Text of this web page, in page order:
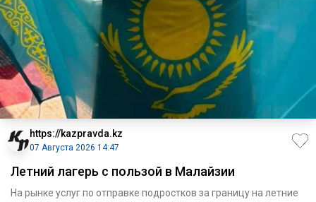
https://kazpravda.kz
07 Августа 2026 14:47
Летний лагерь с пользой в Малайзии
На рынке услуг по отправке подростков за границу на летние